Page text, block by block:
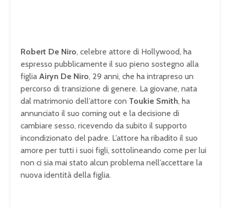
Robert De Niro, celebre attore di Hollywood, ha
espresso pubblicamente il suo pieno sostegno alla
figlia Airyn De Niro, 29 anni, che ha intrapreso un
percorso di transizione di genere. La giovane, nata
dal matrimonio dell’attore con Toukie Smith, ha
annunciato il suo coming out e la decisione di
cambiare sesso, ricevendo da subito il supporto
incondizionato del padre. L’attore ha ribadito il suo
amore per tutti i suoi figli, sottolineando come per lui
non ci sia mai stato alcun problema nell’accettare la
nuova identità della figlia.